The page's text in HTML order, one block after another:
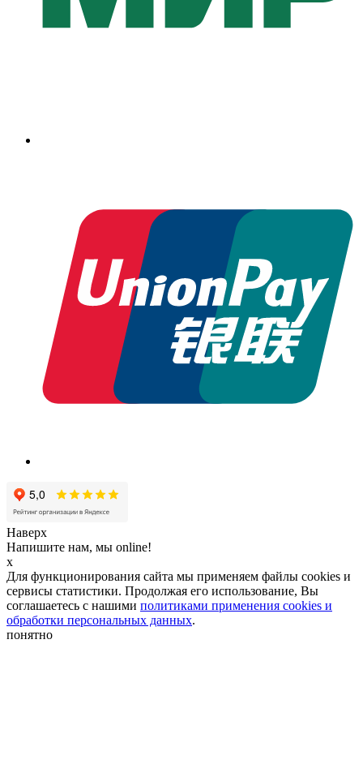
Наверх
Напишите нам, мы online!
x
Для функционирования сайта мы применяем файлы cookies и
сервисы статистики. Продолжая его использование, Вы
соглашаетесь с нашими политиками применения cookies и
обработки персональных данных.
понятно